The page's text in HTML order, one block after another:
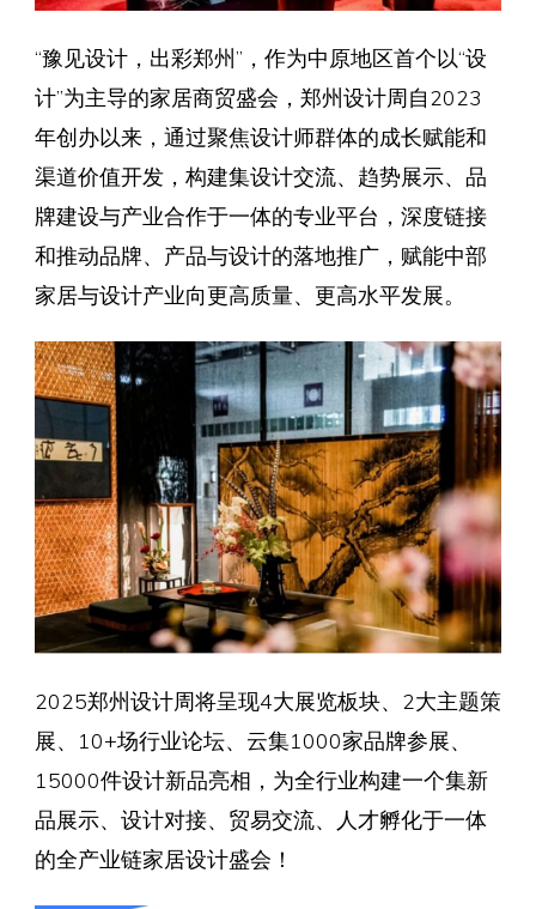
“豫见设计，出彩郑州”，作为中原地区首个以“设
计”为主导的家居商贸盛会，郑州设计周自2023
年创办以来，通过聚焦设计师群体的成长赋能和
渠道价值开发，构建集设计交流、趋势展示、品
牌建设与产业合作于一体的专业平台，深度链接
和推动品牌、产品与设计的落地推广，赋能中部
家居与设计产业向更高质量、更高水平发展。
2025郑州设计周将呈现4大展览板块、2大主题策
展、10+场行业论坛、云集1000家品牌参展、
15000件设计新品亮相，为全行业构建一个集新
品展示、设计对接、贸易交流、人才孵化于一体
的全产业链家居设计盛会！